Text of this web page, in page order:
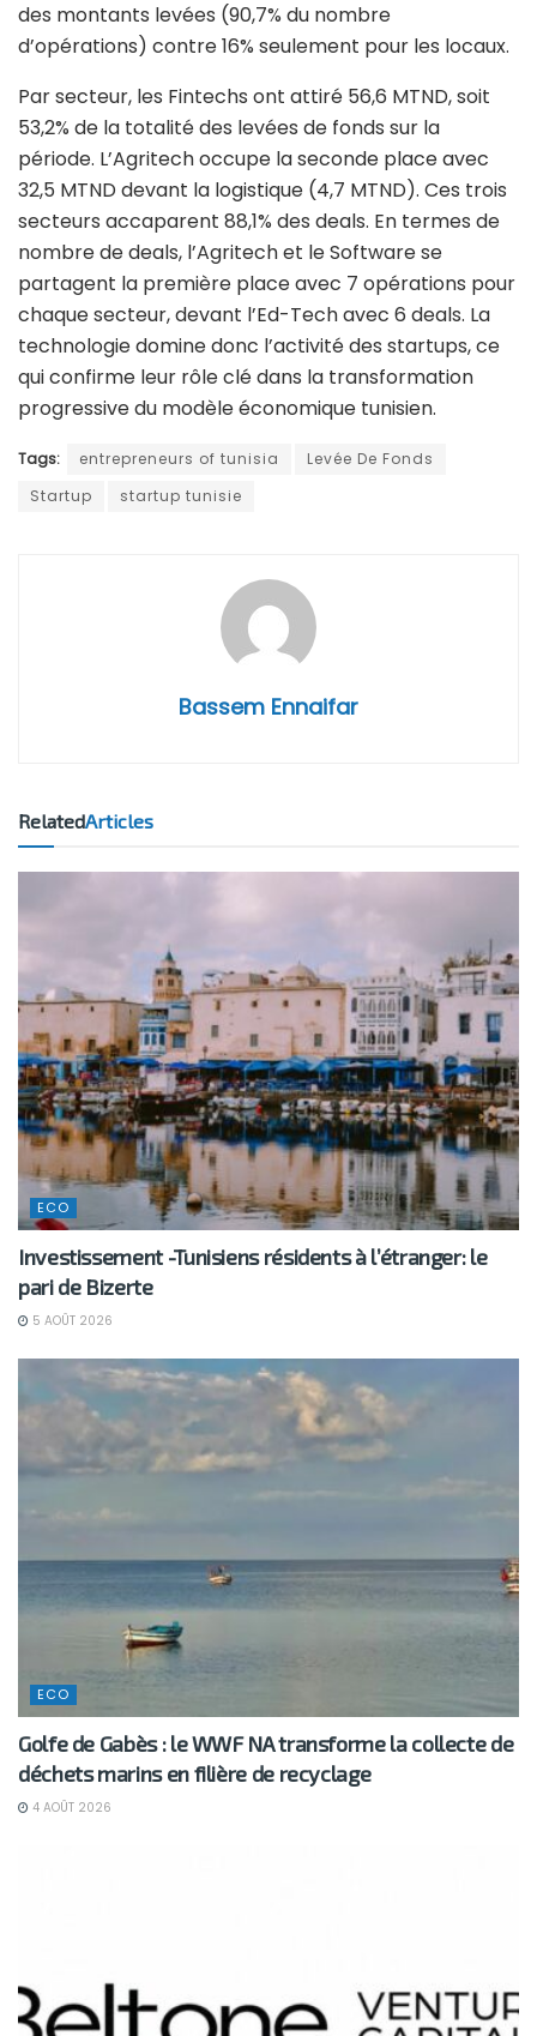
des montants levées (90,7% du nombre
d’opérations) contre 16% seulement pour les locaux.
Par secteur, les Fintechs ont attiré 56,6 MTND, soit
53,2% de la totalité des levées de fonds sur la
période. L’Agritech occupe la seconde place avec
32,5 MTND devant la logistique (4,7 MTND). Ces trois
secteurs accaparent 88,1% des deals. En termes de
nombre de deals, l’Agritech et le Software se
partagent la première place avec 7 opérations pour
chaque secteur, devant l’Ed-Tech avec 6 deals. La
technologie domine donc l’activité des startups, ce
qui confirme leur rôle clé dans la transformation
progressive du modèle économique tunisien.
Tags: entrepreneurs of tunisia
Levée De Fonds
Startup
startup tunisie
Bassem Ennaifar
RelatedArticles
ECO
Investissement -Tunisiens résidents à l’étranger: le
pari de Bizerte
5 AOÛT 2026
ECO
Golfe de Gabès : le WWF NA transforme la collecte de
déchets marins en filière de recyclage
4 AOÛT 2026